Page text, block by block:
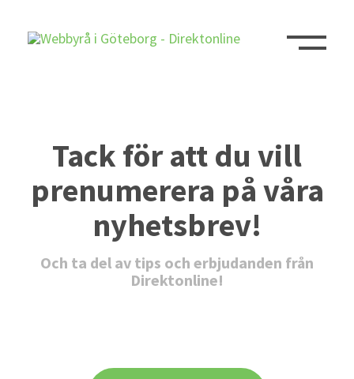
Tack för att du vill
prenumerera på våra
nyhetsbrev!
Och ta del av tips och erbjudanden från
Direktonline!